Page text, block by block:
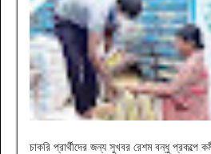
চাকরি প্রার্থীদের জন্য সুখবর রেশম বন্ধু প্রকল্পে